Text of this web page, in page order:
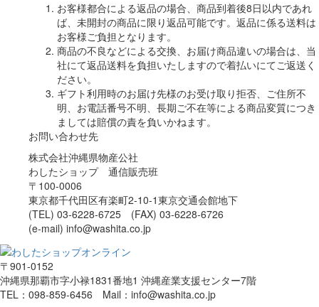
お客様都合による返品の場合、商品到着後8日以内であれ
ば、未開封の商品に限り返品可能です。返品に係る送料は
お客様ご負担となります。
商品の不良などによる交換、お届け商品違いの場合は、当
社にて返品送料を負担いたしますので着払いにてご返送く
ださい。
ギフト利用時のお届け先様のお受け取り拒否、ご住所不
明、お電話番号不明、長期ご不在等による商品変質につき
ましては賠償の責を負いかねます。
お問い合わせ先
株式会社沖縄県物産公社
わしたショップ 通信販売班
〒100-0006
東京都千代田区有楽町2-10-1東京交通会館地下
(TEL) 03-6228-6725 (FAX) 03-6228-6726
(e-mail) info@washita.co.jp
〒901-0152
沖縄県那覇市字小禄1831番地1 沖縄産業支援センター7階
TEL：098-859-6456 Mail：info@washita.co.jp